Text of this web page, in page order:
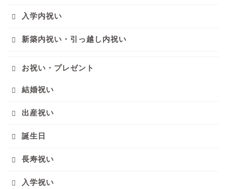
入学内祝い
新築内祝い・引っ越し内祝い
お祝い・プレゼント
結婚祝い
出産祝い
誕生日
長寿祝い
入学祝い